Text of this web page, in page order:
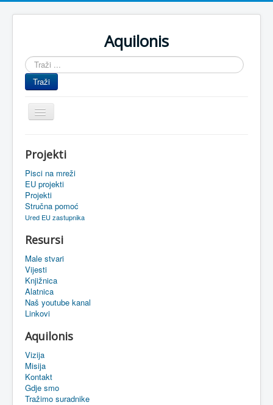
Aquilonis
Traži
...
Traži
Prikaz/Sakrivanje
navigacije
Upravljanje znanjem
Obrazovanje
Upravljanje projektima
Oaza
Sistemski alati
eMapa
Projekti
Pisci na mreži
EU projekti
Projekti
Stručna pomoć
Ured EU zastupnika
Resursi
Male stvari
Vijesti
Knjižnica
Alatnica
Naš youtube kanal
Linkovi
Aquilonis
Vizija
Misija
Kontakt
Gdje smo
Tražimo suradnike